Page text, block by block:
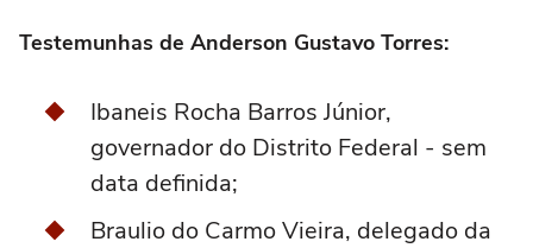
Testemunhas de Anderson Gustavo Torres:
Ibaneis Rocha Barros Júnior,
governador do Distrito Federal - sem
data definida;
Braulio do Carmo Vieira, delegado da